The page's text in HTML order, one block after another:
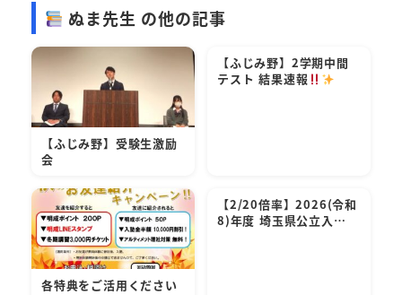
ぬま先生 の他の記事
【ふじみ野】受験生激励
会
【ふじみ野】2学期中間
テスト 結果速報
各特典をご活用ください
【2/20倍率】2026(令和
8)年度 埼玉県公立入…